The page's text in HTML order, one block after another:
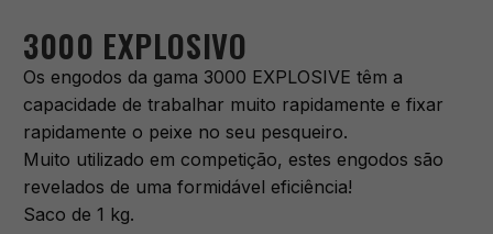
3000 EXPLOSIVO
Os engodos da gama 3000 EXPLOSIVE têm a
capacidade de trabalhar muito rapidamente e fixar
rapidamente o peixe no seu pesqueiro.
Muito utilizado em competição, estes engodos são
revelados de uma formidável eficiência!
Saco de 1 kg.